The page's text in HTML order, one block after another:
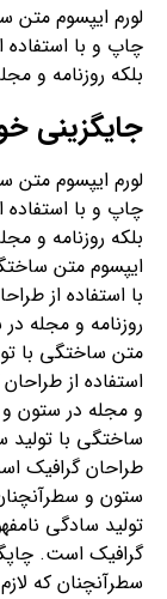
لورم ایپسوم متن
چاپ و با
بلکه روزنامه و
جایگزینی
لورم ایپسوم متن
چاپ و با
بلکه روزنامه و
ایپسوم متن
با استفاده از
روزنامه و مجله
متن ساختگی با
استفاده از
و مجله در ستون و
ساختگی با تولید
طراحان گرافیک
ستون و
تولید سادگی
گرافیک است.
سطرآنچنان که